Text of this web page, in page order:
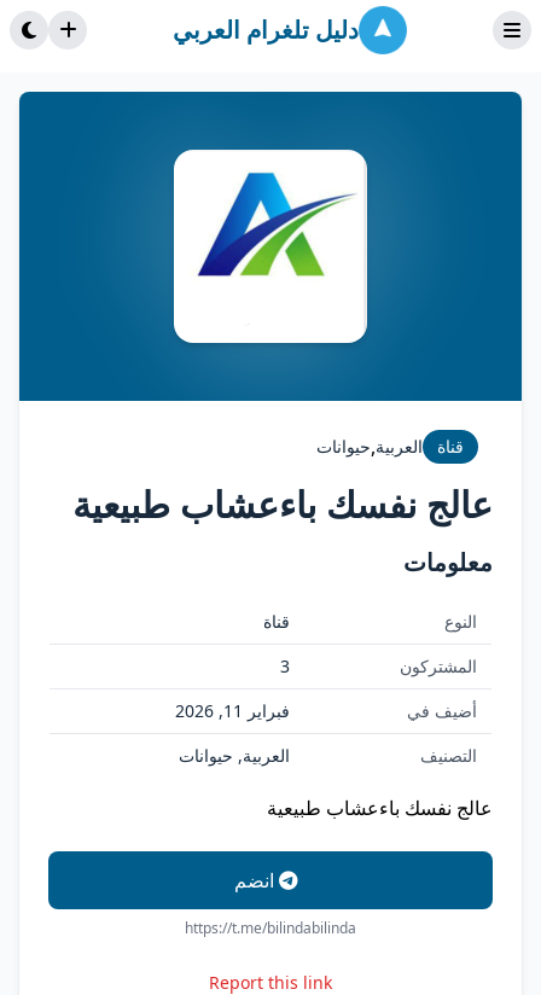
دليل تلغرام العربي
قناة العربية,حيوانات
عالج نفسك باءعشاب طبيعية
معلومات
النوع
قناة
المشتركون
3
أضيف في
فبراير 11, 2026
التصنيف
العربية, حيوانات
عالج نفسك باءعشاب طبيعية
انضم
https://t.me/bilindabilinda
Report this link